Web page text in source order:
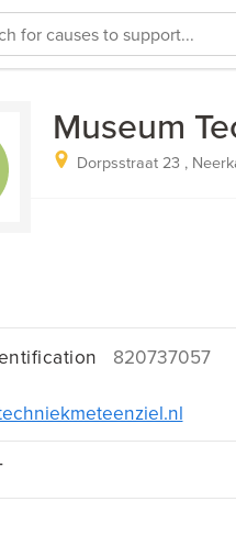
Museum
Dorpsstraat 23 ,
820737057